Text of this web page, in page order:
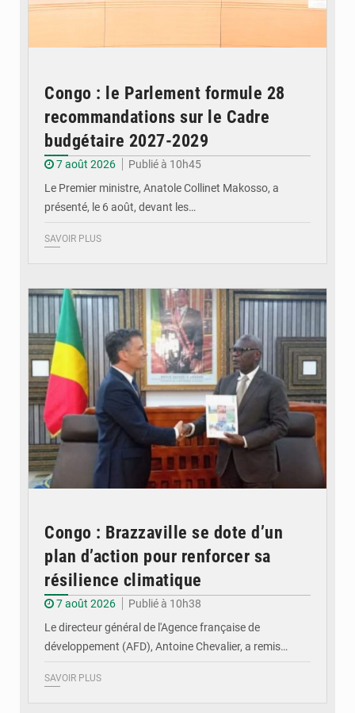
Congo : le Parlement formule 28
recommandations sur le Cadre
budgétaire 2027-2029
7 août 2026
Publié à 10h45
Le Premier ministre, Anatole Collinet Makosso, a
présenté, le 6 août, devant les…
SAVOIR PLUS
Congo : Brazzaville se dote d’un
plan d’action pour renforcer sa
résilience climatique
7 août 2026
Publié à 10h38
Le directeur général de l'Agence française de
développement (AFD), Antoine Chevalier, a remis…
SAVOIR PLUS